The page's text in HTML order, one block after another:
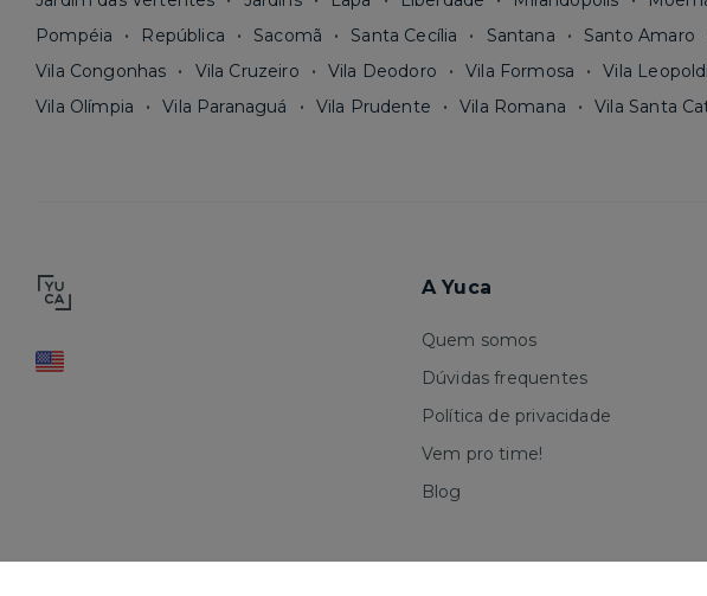
Pompéia
República Sacomã Santa Cecília Santana Santo Amaro
Vila Congonhas
Vila Cruzeiro Vila Deodoro Vila Formosa Vila
Vila Olímpia
Vila Paranaguá Vila Prudente Vila Romana Vila Santa
A Yuca
Quem somos
Dúvidas frequentes
Política de privacidade
Vem pro time!
Blog